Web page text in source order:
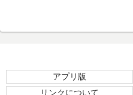
アプリ版
リンクについて